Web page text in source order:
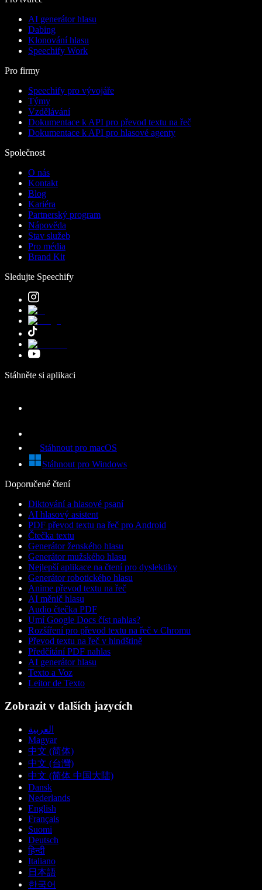
AI generátor hlasu
Dabing
Klonování hlasu
Speechify Work
Pro firmy
Speechify pro vývojáře
Týmy
Vzdělávání
Dokumentace k API pro převod textu na řeč
Dokumentace k API pro hlasové agenty
Společnost
O nás
Kontakt
Blog
Kariéra
Partnerský program
Nápověda
Stav služeb
Pro média
Brand Kit
Sledujte Speechify
Stáhněte si aplikaci
Stáhnout pro macOS
Stáhnout pro Windows
Doporučené čtení
Diktování a hlasové psaní
AI hlasový asistent
PDF převod textu na řeč pro Android
Čtečka textu
Generátor ženského hlasu
Generátor mužského hlasu
Nejlepší aplikace na čtení pro dyslektiky
Generátor robotického hlasu
Anime převod textu na řeč
AI měnič hlasu
Audio čtečka PDF
Umí Google Docs číst nahlas?
Rozšíření pro převod textu na řeč v Chromu
Převod textu na řeč v hindštině
Předčítání PDF nahlas
AI generátor hlasu
Texto a Voz
Leitor de Texto
Zobrazit v dalších jazycích
العربية
Magyar
中文 (简体)
中文 (台灣)
中文 (简体 中国大陆)
Dansk
Nederlands
English
Français
Suomi
Deutsch
हिन्दी
Italiano
日本語
한국어